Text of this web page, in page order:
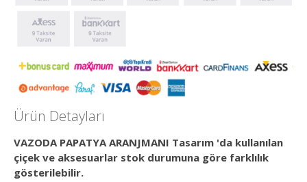
Ürün Detayları
VAZODA PAPATYA ARANJMANI Tasarım 'da kullanılan
çiçek ve aksesuarlar stok durumuna göre farklılık
gösterilebilir.